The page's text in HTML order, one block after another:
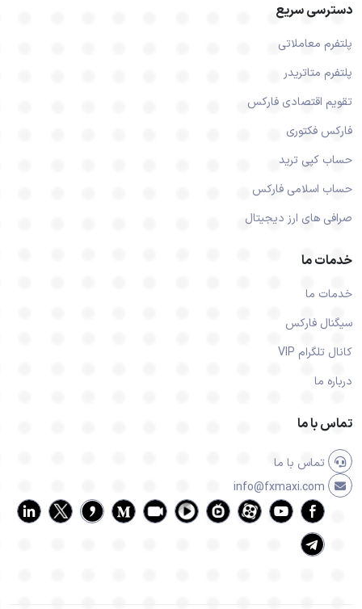
دسترسی سریع
پلتفرم معاملاتی
پلتفرم متاتریدر
تقویم اقتصادی فارکس
فارکس فکتوری
حساب کپی ترید
حساب اسلامی فارکس
صرافی های ارز دیجیتال
خدمات ما
خدمات ما
سیگنال فارکس
کانال تلگرام VIP
درباره ما
تماس با ما
تماس با ما